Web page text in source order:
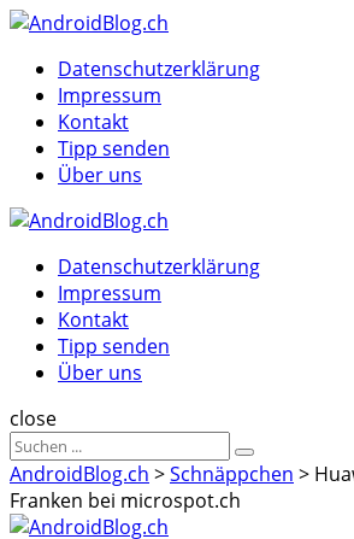
Menu
MenuDatenschutzerklärung
Impressum
Kontakt
Tipp senden
Über uns
Datenschutzerklärung
Impressum
Kontakt
Tipp senden
Über uns
Suche
close
Sucheergebnisse
für
Suche
AndroidBlog.ch >Schnäppchen >
Franken bei microspot.ch